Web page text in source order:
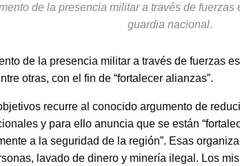
de la presencia militar a través de
guardia nacional.
de la presencia militar a través de fuerzas
otras, con el fin de “fortalecer alianzas”.
recurre al conocido argumento de
y para ello anuncia que se están
a la seguridad de la región”. Esas
lavado de dinero y minería ilegal. Los